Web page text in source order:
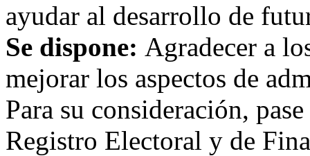
ayudar al desarrollo de
Se dispone: Agradecer a
mejorar los aspectos de
Para su consideración,
Registro Electoral y de